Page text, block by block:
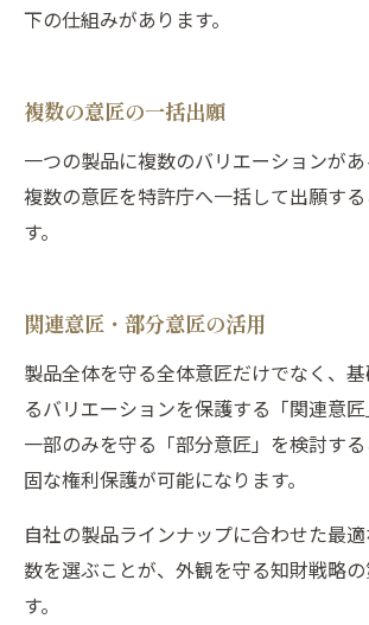
下の仕組みがあります。
複数の意匠の一括出願
一つの製品に複数のバリエーションがあ
複数の意匠を特許庁へ一括して出願す
す。
関連意匠・部分意匠の活用
製品全体を守る全体意匠だけでなく、
るバリエーションを保護する「関連意
一部のみを守る「部分意匠」を検討す
固な権利保護が可能になります。
自社の製品ラインナップに合わせた最
数を選ぶことが、外観を守る知財戦略
す。